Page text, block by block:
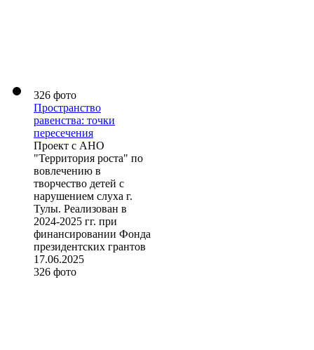
326 фото
Пространство
равенства: точки
пересечения
Проект с АНО
"Территория роста" по
вовлечению в
творчество детей с
нарушением слуха г.
Тулы. Реализован в
2024-2025 гг. при
финансировании Фонда
президентских грантов
17.06.2025
326 фото